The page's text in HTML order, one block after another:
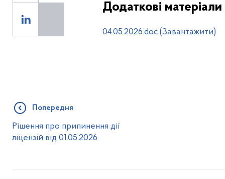
Додаткові матеріали
04.05.2026.doc (Завантажити)
Попередня
Рішення про припинення дії
ліцензій від 01.05.2026